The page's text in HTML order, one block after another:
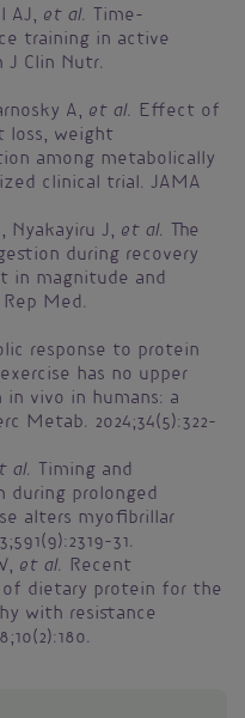
AJ, et al.
Time-
training in active
J Clin Nutr.
A, et al.
Effect of
loss, weight
among metabolically
clinical trial. JAMA
Nyakayiru J, et al.
The
during recovery
in magnitude and
Med.
response to protein
has no upper
vivo in humans: a
Metab. 2024;34(5):322-
al.
Timing and
during prolonged
alters myofibrillar
31.
et al.
Recent
of dietary protein for the
with resistance